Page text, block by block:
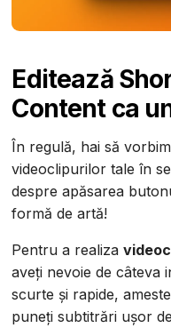
Editează
Content ca
În regulă, hai să
videoclipurilor tale în
despre apăsarea
formă de artă!
Pentru a realiza
aveți nevoie de câteva
scurte și rapide,
puneți subtitrări ușor